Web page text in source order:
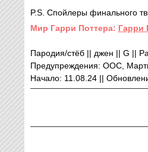
P.S. Спойлеры финального
Mир Гарри Поттера: Гарри
Пародия/стёб || джен || G ||
Предупреждения: ООС,
Начало: 11.08.24 ||